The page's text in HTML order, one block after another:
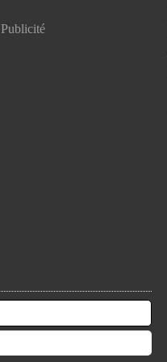
Publicité